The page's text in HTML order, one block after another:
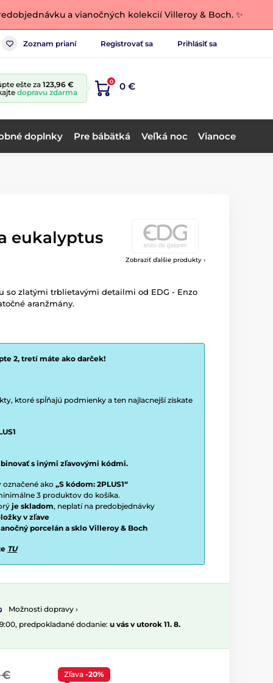
a vianočných kolekcií Villeroy & Boch. ✨
Zoznam prianí Registrovať sa Prihlásiť sa
ešte za 123,96 €
dopravu zdarma
0 0 €
doplnky Pre bábätká Veľká noc Vianoce
Zobraziť ďalšie produkty ›
eukalyptus
so zlatými trblietavými detailmi od EDG - Enzo
aranžmány.
2, tretí máte ako darček!
ktoré spĺňajú podmienky a ten najlacnejší získate
s inými zľavovými kódmi.
ako „S kódom: 2PLUS1“
3 produktov do košíka.
je skladom, neplatí na predobjednávky
v zľave
porcelán a sklo Villeroy & Boch
TU
Možnosti dopravy ›
predpokladané dodanie: u vás v utorok 11. 8.
€ Zľava -20%